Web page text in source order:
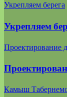
Укрепляем берега
Укрепляем
Проектирование
Камыш